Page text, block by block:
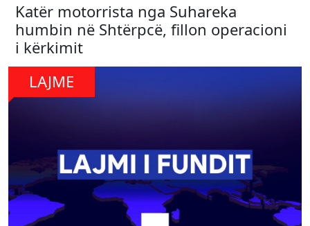
Katër motorrista nga Suhareka
humbin në Shtërpcë, fillon operacioni
i kërkimit
LAJME